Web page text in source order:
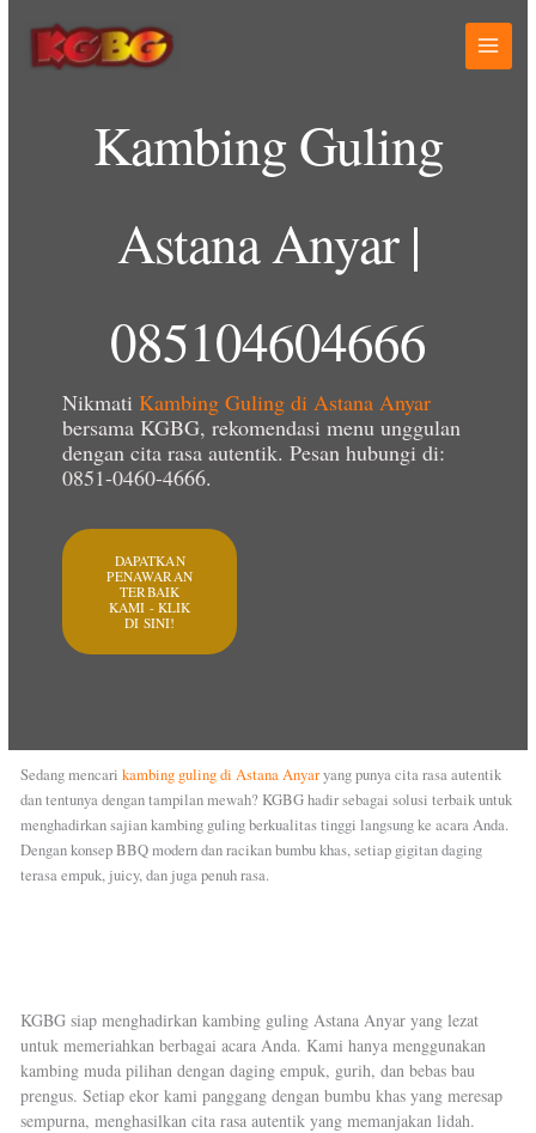
konten
Kambing Guling
Astana Anyar |
085104604666
Nikmati Kambing Guling di Astana Anyar
bersama KGBG, rekomendasi menu unggulan
dengan cita rasa autentik. Pesan hubungi di:
0851-0460-4666.
DAPATKAN
PENAWARAN
TERBAIK
KAMI - KLIK
DI SINI!
Sedang mencari kambing guling di Astana Anyaryang punya cita rasa autentik
dan tentunya dengan tampilan mewah? KGBG hadir sebagai solusi terbaik untuk
menghadirkan sajian kambing guling berkualitas tinggi langsung ke acara Anda.
Dengan konsep BBQ modern dan racikan bumbu khas, setiap gigitan daging
terasa empuk, juicy, dan juga penuh rasa.
KGBG siap menghadirkan kambing guling Astana Anyar yang lezat
untuk memeriahkan berbagai acara Anda. Kami hanya menggunakan
kambing muda pilihan dengan daging empuk, gurih, dan bebas bau
prengus. Setiap ekor kami panggang dengan bumbu khas yang meresap
sempurna, menghasilkan cita rasa autentik yang memanjakan lidah.